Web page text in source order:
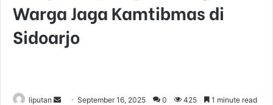
Warga Jaga Kamtibmas di
Sidoarjo
liputan September 16, 2025 0 425 1 minute read